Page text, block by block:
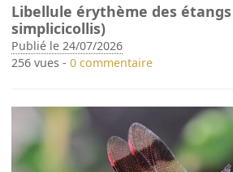
Libellule érythème des
simplicicollis)
Publié le 24/07/2026
256 vues -0 commentaire